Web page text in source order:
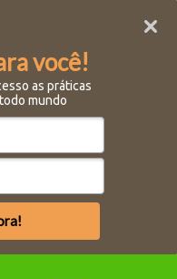
você!
as práticas
mundo